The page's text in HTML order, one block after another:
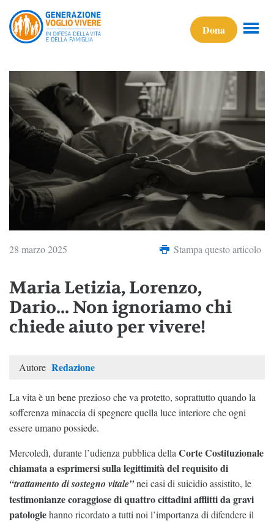
Dona
28 marzo 2025 Stampa questo articolo
Maria Letizia, Lorenzo,
Dario... Non ignoriamo chi
chiede aiuto per vivere!
Autore Redazione
La vita è un bene prezioso che va protetto, soprattutto quando la
sofferenza minaccia di spegnere quella luce interiore che ogni
essere umano possiede.
Mercoledì, durante l’udienza pubblica della Corte Costituzionale
chiamata a esprimersi sulla legittimità del requisito di
“trattamento di sostegno vitale”nei casi di suicidio assistito, le
testimonianze coraggiose di quattro cittadini afflitti da gravi
patologiehanno ricordato a tutti noi l’importanza di difendere il